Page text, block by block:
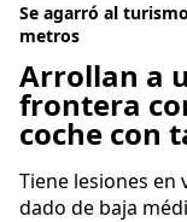
Se agarró al
metros
Arrollan a
frontera
coche con
Tiene lesiones en
dado de baja